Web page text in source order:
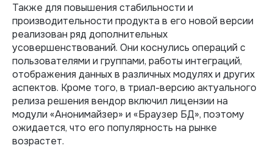
Также для повышения стабильности и
производительности продукта в его новой версии
реализован ряд дополнительных
усовершенствований. Они коснулись операций с
пользователями и группами, работы интеграций,
отображения данных в различных модулях и других
аспектов. Кроме того, в триал-версию актуального
релиза решения вендор включил лицензии на
модули «Анонимайзер» и «Браузер БД», поэтому
ожидается, что его популярность на рынке
возрастет.